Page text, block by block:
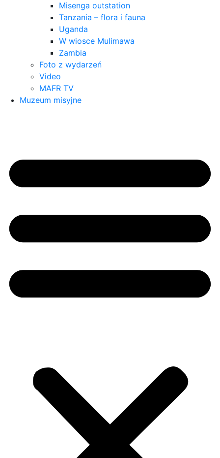
Misenga outstation
Tanzania – flora i fauna
Uganda
W wiosce Mulimawa
Zambia
Foto z wydarzeń
Video
MAFR TV
Muzeum misyjne